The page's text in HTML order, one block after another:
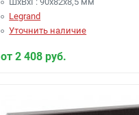
Legrand
Уточнить наличие
от 2 408 руб.